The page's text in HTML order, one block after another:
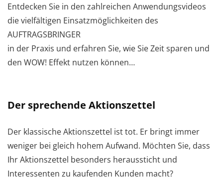
Entdecken Sie in den zahlreichen Anwendungsvideos
die vielfältigen Einsatzmöglichkeiten des
AUFTRAGSBRINGER
in der Praxis und erfahren Sie, wie Sie Zeit sparen und
den WOW! Effekt nutzen können…
Der sprechende Aktionszettel
Der klassische Aktionszettel ist tot. Er bringt immer
weniger bei gleich hohem Aufwand. Möchten Sie, dass
Ihr Aktionszettel besonders heraussticht und
Interessenten zu kaufenden Kunden macht?